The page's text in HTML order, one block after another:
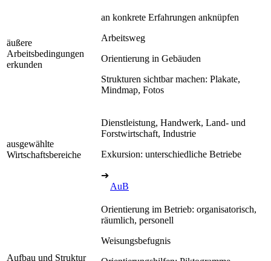
äußere
Arbeitsbedingungen
erkunden
an konkrete Erfahrungen anknüpfen
Arbeitsweg
Orientierung in Gebäuden
Strukturen sichtbar machen: Plakate,
Mindmap, Fotos
ausgewählte
Wirtschaftsbereiche
Dienstleistung, Handwerk, Land- und
Forstwirtschaft, Industrie
Exkursion: unterschiedliche Betriebe
➔
AuB
Aufbau und Struktur
Orientierung im Betrieb: organisatorisch,
räumlich, personell
Weisungsbefugnis